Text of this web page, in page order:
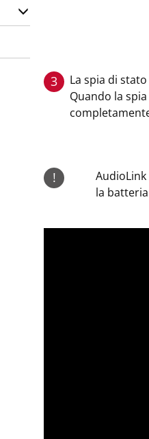
3
La spia di
Quando la
!
la